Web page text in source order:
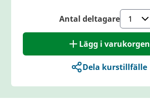
Antal deltagare
Lägg i varukorgen
Dela kurstillfälle